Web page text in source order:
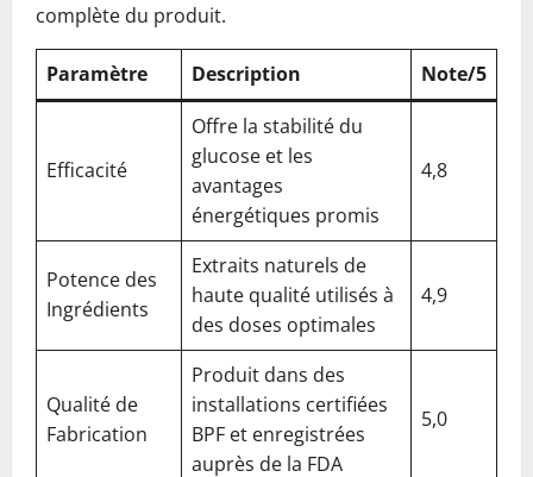
complète du produit.
Paramètre Description Note/5
Efficacité
Offre la stabilité du
glucose et les
avantages
énergétiques promis
4,8
Potence des
Ingrédients
Extraits naturels de
haute qualité utilisés à
des doses optimales
4,9
Qualité de
Fabrication
Produit dans des
installations certifiées
BPF et enregistrées
auprès de la FDA
5,0